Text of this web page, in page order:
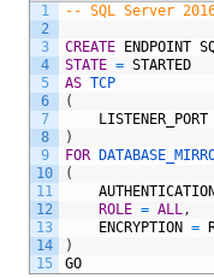
1
2
3
4
5
6
7
8
9
10
11
12
13
14
15
-- SQL Server
CREATE ENDPOINT
STATE = STARTED
AS TCP
(
LISTENER_PORT
)
FOR
(
ROLE = ALL ,
ENCRYPTION =
)
GO